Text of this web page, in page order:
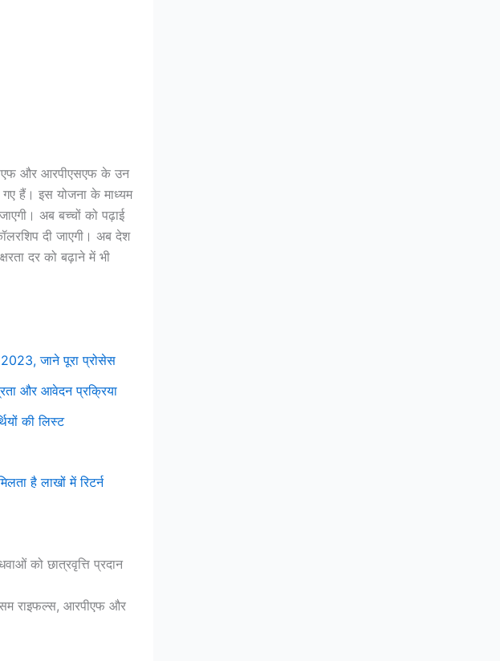
और आरपीएसएफ के उन
गए हैं। इस योजना के माध्यम
अब बच्चों को पढ़ाई
दी जाएगी। अब देश
दर को बढ़ाने में भी
जाने पूरा प्रोसेस
और आवेदन प्रक्रिया
की लिस्ट
है लाखों में रिटर्न
को छात्रवृत्ति प्रदान
राइफल्स, आरपीएफ और